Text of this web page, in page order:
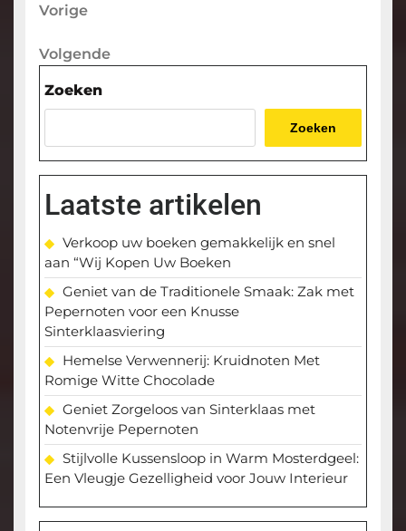
Berichtnavigatie
Vorige
Vorige
Volgende
Volgende
Zoeken
Zoeken
Laatste artikelen
Verkoop uw boeken gemakkelijk en snel
aan “Wij Kopen Uw Boeken
Geniet van de Traditionele Smaak: Zak met
Pepernoten voor een Knusse
Sinterklaasviering
Hemelse Verwennerij: Kruidnoten Met
Romige Witte Chocolade
Geniet Zorgeloos van Sinterklaas met
Notenvrije Pepernoten
Stijlvolle Kussensloop in Warm Mosterdgeel:
Een Vleugje Gezelligheid voor Jouw Interieur